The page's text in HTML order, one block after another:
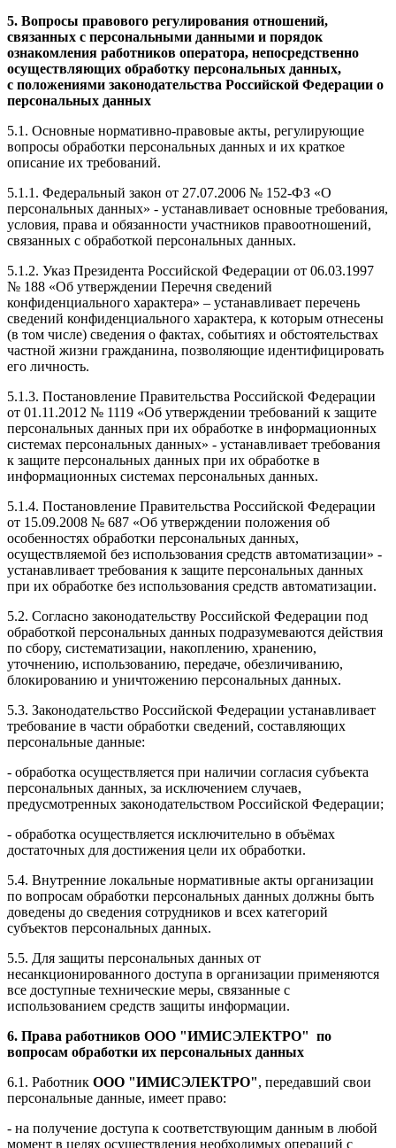
5. Вопросы правового регулирования отношений,
связанных с персональными данными и порядок
ознакомления работников оператора, непосредственно
осуществляющих обработку персональных данных,
с положениями законодательства Российской Федерации о
персональных данных
5.1. Основные нормативно-правовые акты, регулирующие
вопросы обработки персональных данных и их краткое
описание их требований.
5.1.1. Федеральный закон от 27.07.2006 № 152-ФЗ «О
персональных данных» - устанавливает основные требования,
условия, права и обязанности участников правоотношений,
связанных с обработкой персональных данных.
5.1.2. Указ Президента Российской Федерации от 06.03.1997
№ 188 «Об утверждении Перечня сведений
конфиденциального характера» – устанавливает перечень
сведений конфиденциального характера, к которым отнесены
(в том числе) сведения о фактах, событиях и обстоятельствах
частной жизни гражданина, позволяющие идентифицировать
его личность.
5.1.3. Постановление Правительства Российской Федерации
от 01.11.2012 № 1119 «Об утверждении требований к защите
персональных данных при их обработке в информационных
системах персональных данных» - устанавливает требования
к защите персональных данных при их обработке в
информационных системах персональных данных.
5.1.4. Постановление Правительства Российской Федерации
от 15.09.2008 № 687 «Об утверждении положения об
особенностях обработки персональных данных,
осуществляемой без использования средств автоматизации» -
устанавливает требования к защите персональных данных
при их обработке без использования средств автоматизации.
5.2. Согласно законодательству Российской Федерации под
обработкой персональных данных подразумеваются действия
по сбору, систематизации, накоплению, хранению,
уточнению, использованию, передаче, обезличиванию,
блокированию и уничтожению персональных данных.
5.3. Законодательство Российской Федерации устанавливает
требование в части обработки сведений, составляющих
персональные данные:
- обработка осуществляется при наличии согласия субъекта
персональных данных, за исключением случаев,
предусмотренных законодательством Российской Федерации;
- обработка осуществляется исключительно в объёмах
достаточных для достижения цели их обработки.
5.4. Внутренние локальные нормативные акты организации
по вопросам обработки персональных данных должны быть
доведены до сведения сотрудников и всех категорий
субъектов персональных данных.
5.5. Для защиты персональных данных от
несанкционированного доступа в организации применяются
все доступные технические меры, связанные с
использованием средств защиты информации.
6. Права работников ООО "ИМИСЭЛЕКТРО" по
вопросам обработки их персональных данных
6.1. Работник ООО "ИМИСЭЛЕКТРО", передавший свои
персональные данные, имеет право:
- на получение доступа к соответствующим данным в любой
момент в целях осуществления необходимых операций с